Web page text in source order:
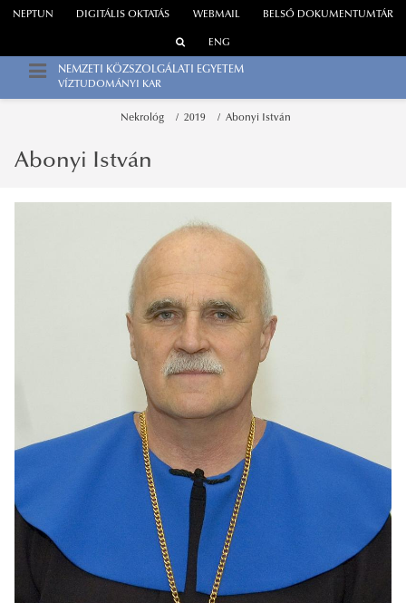
WEBMAIL
NEPTUN DIGITÁLIS OKTATÁS BELSŐ DOKUMENTUMTÁR
ENG
NEMZETI KÖZSZOLGÁLATI EGYETEM
VÍZTUDOMÁNYI KAR
Nekrológ 2019 Abonyi István
Abonyi István